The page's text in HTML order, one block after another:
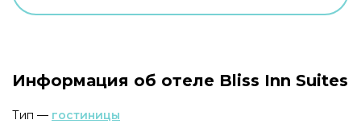
Информация об отеле Bliss Inn Suites
Тип — гостиницы